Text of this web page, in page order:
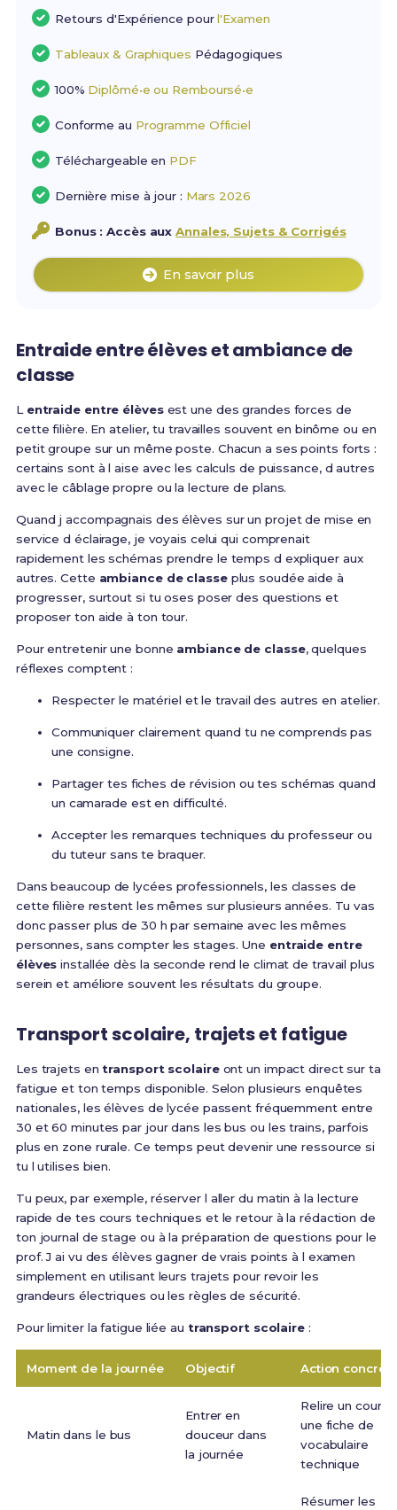
Retours d'Expérience pourl'Examen
Tableaux & Graphiques Pédagogiques
100% Diplômé•e ou Remboursé•e
Conforme au Programme Officiel
Téléchargeable en PDF
Dernière mise à jour : Mars 2026
Bonus : Accès auxAnnales, Sujets & Corrigés
En savoir plus
Entraide entre élèves et ambiance de
classe
L entraide entre élèvesest une des grandes forces de
cette filière. En atelier, tu travailles souvent en binôme ou en
petit groupe sur un même poste. Chacun a ses points forts :
certains sont à l aise avec les calculs de puissance, d autres
avec le câblage propre ou la lecture de plans.
Quand j accompagnais des élèves sur un projet de mise en
service d éclairage, je voyais celui qui comprenait
rapidement les schémas prendre le temps d expliquer aux
autres. Cette ambiance de classeplus soudée aide à
progresser, surtout si tu oses poser des questions et
proposer ton aide à ton tour.
Pour entretenir une bonne ambiance de classe, quelques
réflexes comptent :
Respecter le matériel et le travail des autres en atelier.
Communiquer clairement quand tu ne comprends pas
une consigne.
Partager tes fiches de révision ou tes schémas quand
un camarade est en difficulté.
Accepter les remarques techniques du professeur ou
du tuteur sans te braquer.
Dans beaucoup de lycées professionnels, les classes de
cette filière restent les mêmes sur plusieurs années. Tu vas
donc passer plus de 30 h par semaine avec les mêmes
personnes, sans compter les stages. Une entraide entre
élèves installée dès la seconde rend le climat de travail plus
serein et améliore souvent les résultats du groupe.
Transport scolaire, trajets et fatigue
Les trajets entransport scolaireont un impact direct sur ta
fatigue et ton temps disponible. Selon plusieurs enquêtes
nationales, les élèves de lycée passent fréquemment entre
30 et 60 minutes par jour dans les bus ou les trains, parfois
plus en zone rurale. Ce temps peut devenir une ressource si
tu l utilises bien.
Tu peux, par exemple, réserver l aller du matin à la lecture
rapide de tes cours techniques et le retour à la rédaction de
ton journal de stage ou à la préparation de questions pour le
prof. J ai vu des élèves gagner de vrais points à l examen
simplement en utilisant leurs trajets pour revoir les
grandeurs électriques ou les règles de sécurité.
Pour limiter la fatigue liée au transport scolaire:
Moment de la journée Objectif Action
Matin dans le bus
Entrer en
douceur dans
la journée
Relire un cours,
une fiche de
vocabulaire
technique
Résumer les